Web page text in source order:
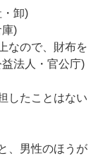
・卸)
庫)
なので、財布を
法人・官公庁)
したことはない
、男性のほうが